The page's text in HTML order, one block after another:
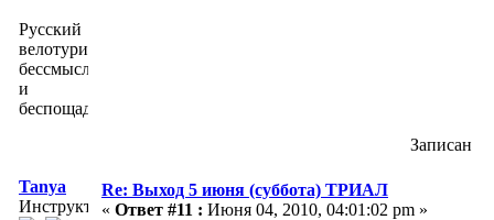
Русский
велотуризьм
бессмыслен
и
беспощаден...
Записан
Tanya
Инструктор
Re: Выход 5 июня (суббота) ТРИАЛ
« Ответ #11 : Июня 04, 2010, 04:01:02 pm »